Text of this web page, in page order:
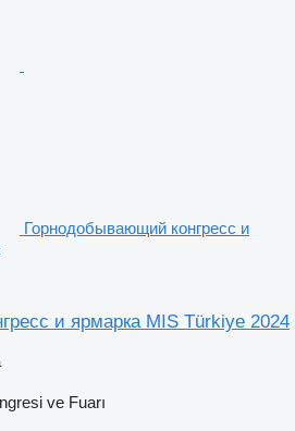
Горнодобывающий конгресс и
и ярмарка MIS Türkiye 2024
ve Fuarı